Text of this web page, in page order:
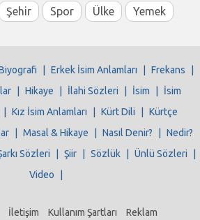
Şehir Spor Ülke Yemek
Erkek İsim Anlamları Frekans
Hikaye İlahi Sözleri İsim
İsim
Kız İsim Anlamları Kürt Dili
Kürtçe
Masal & Hikaye Nasıl Denir?
Nedir?
Sözleri Şiir Sözlük Ünlü Sözleri
Video
İletişim Kullanım Şartları Reklam